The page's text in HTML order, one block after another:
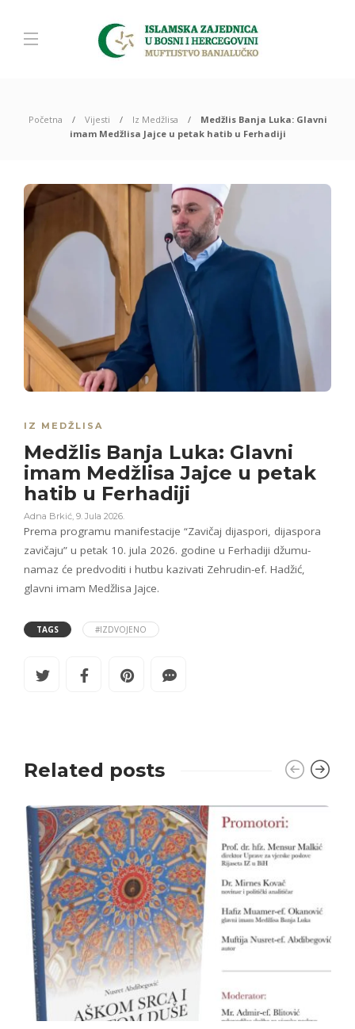
Početna Vijesti Iz Medžlisa
Medžlis Banja Luka: Glavni
imam Medžlisa Jajce u petak hatib u Ferhadiji
IZ MEDŽLISA
Medžlis Banja Luka: Glavni
imam Medžlisa Jajce u petak
hatib u Ferhadiji
Adna Brkić, 9. Jula 2026.
Prema programu manifestacije “Zavičaj dijaspori, dijaspora
zavičaju” u petak 10. jula 2026. godine u Ferhadiji džumu-
namaz će predvoditi i hutbu kazivati Zehrudin-ef. Hadžić,
glavni imam Medžlisa Jajce.
TAGS #IZDVOJENO
Related posts